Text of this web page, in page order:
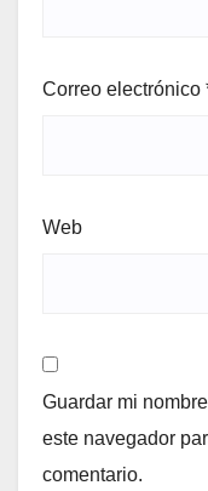
Correo electrónico
Web
Guardar mi
este navegador
comentario.